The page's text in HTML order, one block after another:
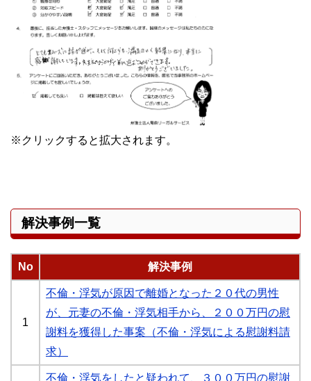
※クリックすると拡大されます。
解決事例一覧
No 解決事例
1
不倫・浮気が原因で離婚となった２０代の男性
が、元妻の不倫・浮気相手から、２００万円の慰
謝料を獲得した事案（不倫・浮気による慰謝料請
求）
不倫・浮気をしたと疑われて、３００万円の慰謝